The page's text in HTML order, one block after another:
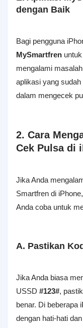
dengan Baik
Bagi pengguna
MySmartfren
mengalami
aplikasi yang
dalam mengecek
2. Cara
Cek Pulsa di
Jika Anda
Smartfren di
Anda coba untuk
A. Pastikan
Jika Anda biasa
USSD #123#,
benar. Di beberapa
dengan hati-hati